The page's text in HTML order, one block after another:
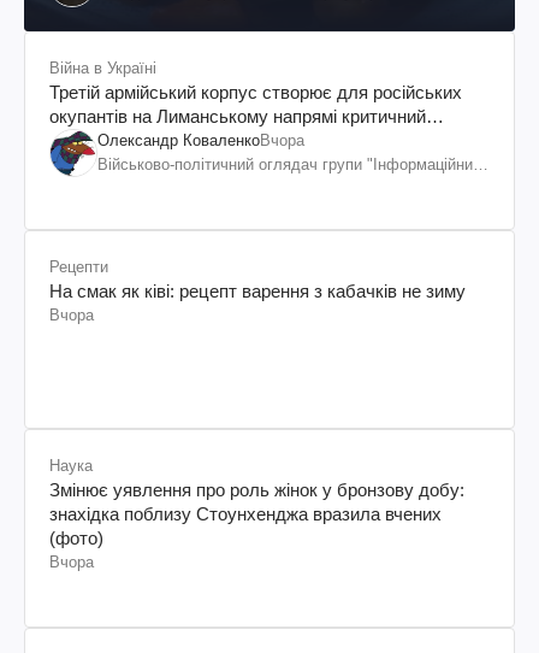
Війна в Україні
Третій армійський корпус створює для російських
окупантів на Лиманському напрямі критичний
дискомфорт: як це вдалося
Олександр КоваленкоВчора
Військово-політичний оглядач групи "Інформаційний
Рецепти
На смак як ківі: рецепт варення з кабачків не зиму
Вчора
Наука
Змінює уявлення про роль жінок у бронзову добу:
знахідка поблизу Стоунхенджа вразила вчених
(фото)
Вчора